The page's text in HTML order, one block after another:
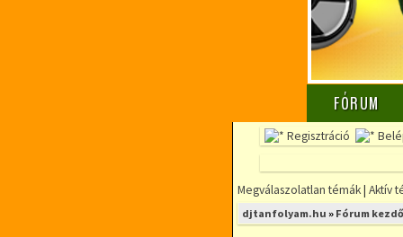
FÓRUM
Regisztráció
Megválaszolatlan témák| Aktív
djtanfolyam.hu » Fórum